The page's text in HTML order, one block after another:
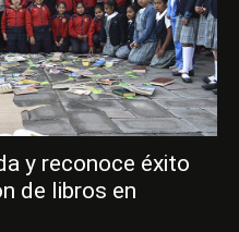
y reconoce éxito
de libros en